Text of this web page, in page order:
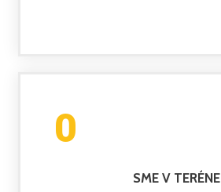
0
SME V TERÉNE